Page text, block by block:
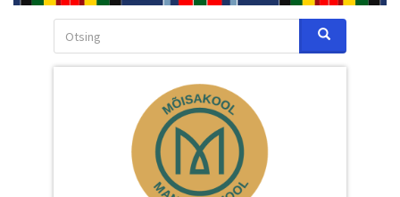
Otsing